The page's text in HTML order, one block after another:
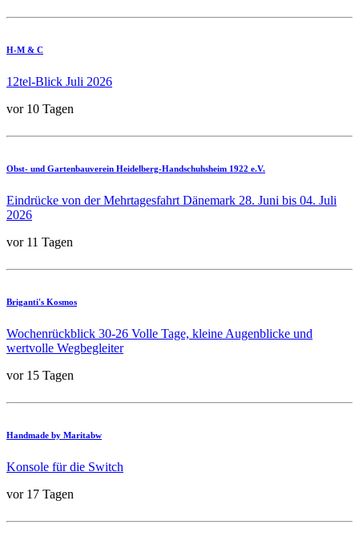
H-M & C
12tel-Blick Juli 2026
vor 10 Tagen
Obst- und Gartenbauverein Heidelberg-Handschuhsheim 1922 e.V.
Eindrücke von der Mehrtagesfahrt Dänemark 28. Juni bis 04. Juli
2026
vor 11 Tagen
Briganti's Kosmos
Wochenrückblick 30-26 Volle Tage, kleine Augenblicke und
wertvolle Wegbegleiter
vor 15 Tagen
Handmade by Maritabw
Konsole für die Switch
vor 17 Tagen